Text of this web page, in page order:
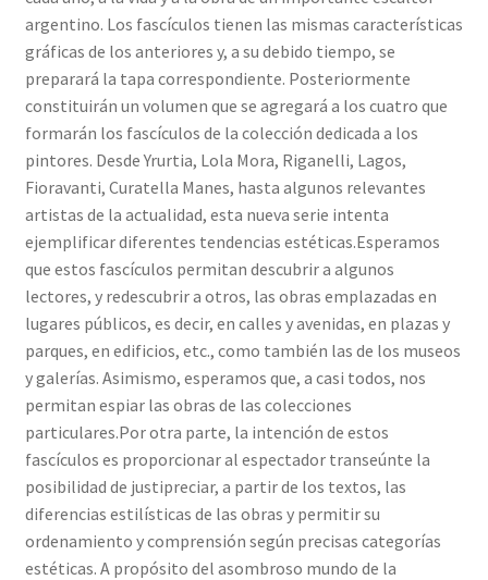
argentino. Los fascículos tienen las mismas características
gráficas de los anteriores y, a su debido tiempo, se
preparará la tapa correspondiente. Posteriormente
constituirán un volumen que se agregará a los cuatro que
formarán los fascículos de la colección dedicada a los
pintores. Desde Yrurtia, Lola Mora, Riganelli, Lagos,
Fioravanti, Curatella Manes, hasta algunos relevantes
artistas de la actualidad, esta nueva serie intenta
ejemplificar diferentes tendencias estéticas.Esperamos
que estos fascículos permitan descubrir a algunos
lectores, y redescubrir a otros, las obras emplazadas en
lugares públicos, es decir, en calles y avenidas, en plazas y
parques, en edificios, etc., como también las de los museos
y galerías. Asimismo, esperamos que, a casi todos, nos
permitan espiar las obras de las colecciones
particulares.Por otra parte, la intención de estos
fascículos es proporcionar al espectador transeúnte la
posibilidad de justipreciar, a partir de los textos, las
diferencias estilísticas de las obras y permitir su
ordenamiento y comprensión según precisas categorías
estéticas. A propósito del asombroso mundo de la